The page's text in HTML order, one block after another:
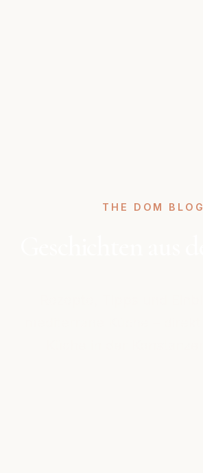
THE DOM BLOG